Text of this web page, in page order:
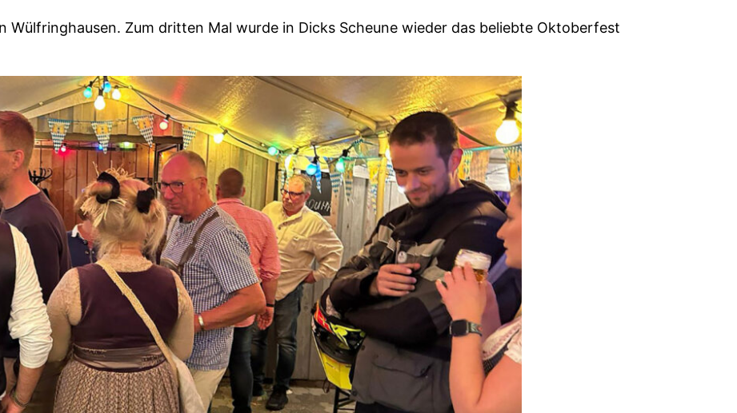
Wülfringhausen. Zum dritten Mal wurde in Dicks Scheune wieder das beliebte Oktoberfest